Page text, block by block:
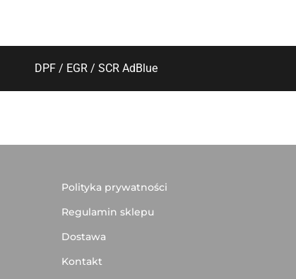
DPF / EGR / SCR AdBlue
Polityka prywatności
Regulamin sklepu
Dostawa
Kontakt